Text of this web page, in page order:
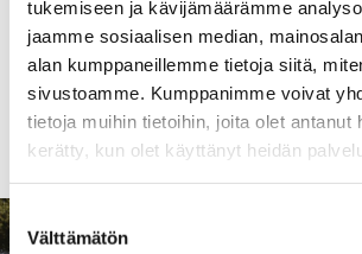
tukemiseen ja kävijämäärämme
jaamme sosiaalisen median,
alan kumppaneillemme tietoja siitä,
sivustoamme. Kumppanimme voivat
tietoja muihin tietoihin, joita olet antanut
kerätty, kun olet käyttänyt heidän
Suostumuksen
valinta
Välttämätön
Teksti: Alice Björklöf